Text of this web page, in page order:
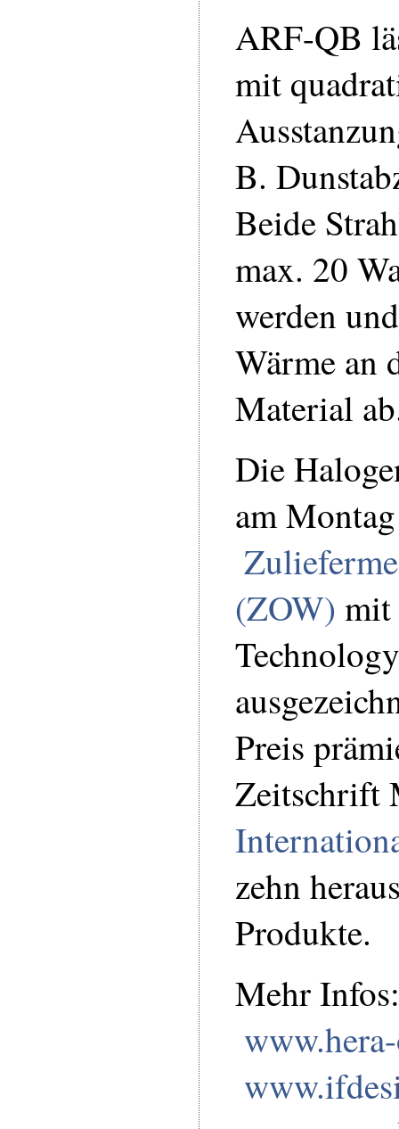
ARF-QB
mit
B.
Beide
max. 20
werden
Wärme an
Material
Die
am
(ZOW) mit
Preis
Zeitschrift
zehn
Produkte.
Mehr Infos: